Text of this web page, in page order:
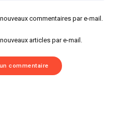
commentaires par e-mail.
articles par e-mail.